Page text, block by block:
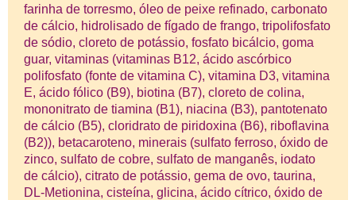
farinha de torresmo, óleo de peixe refinado, carbonato
de cálcio, hidrolisado de fígado de frango, tripolifosfato
de sódio, cloreto de potássio, fosfato bicálcio, goma
guar, vitaminas (vitaminas B12, ácido ascórbico
polifosfato (fonte de vitamina C), vitamina D3, vitamina
E, ácido fólico (B9), biotina (B7), cloreto de colina,
mononitrato de tiamina (B1), niacina (B3), pantotenato
de cálcio (B5), cloridrato de piridoxina (B6), riboflavina
(B2)), betacaroteno, minerais (sulfato ferroso, óxido de
zinco, sulfato de cobre, sulfato de manganês, iodato
de cálcio), citrato de potássio, gema de ovo, taurina,
DL-Metionina, cisteína, glicina, ácido cítrico, óxido de